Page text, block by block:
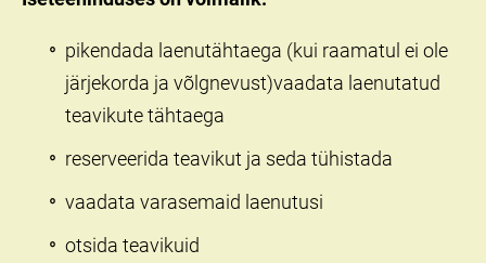
pikendada laenutähtaega (kui raamatul ei ole
järjekorda ja võlgnevust)vaadata laenutatud
teavikute tähtaega
reserveerida teavikut ja seda tühistada
vaadata varasemaid laenutusi
otsida teavikuid